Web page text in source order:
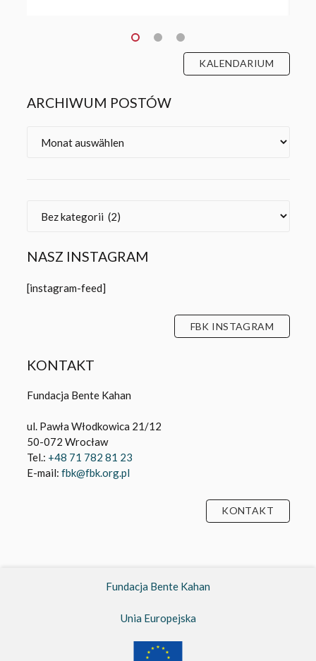
KALENDARIUM
ARCHIWUM POSTÓW
NASZ INSTAGRAM
[instagram-feed]
FBK INSTAGRAM
KONTAKT
Fundacja Bente Kahan
ul. Pawła Włodkowica 21/12
50-072 Wrocław
Tel.: +48 71 782 81 23
E-mail: fbk@fbk.org.pl
KONTAKT
Fundacja Bente Kahan
Unia Europejska